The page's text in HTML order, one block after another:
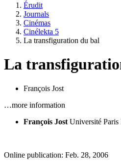
Érudit
Journals
Cinémas
Cinélekta 5
La transfiguration du bal
La
François Jost
…more information
François Jost Université
Online publication: Feb. 28, 2006